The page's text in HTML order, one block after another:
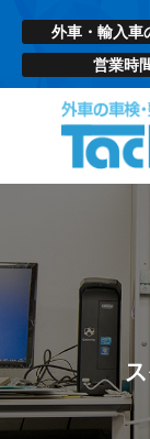
外車・輸入車
営業時